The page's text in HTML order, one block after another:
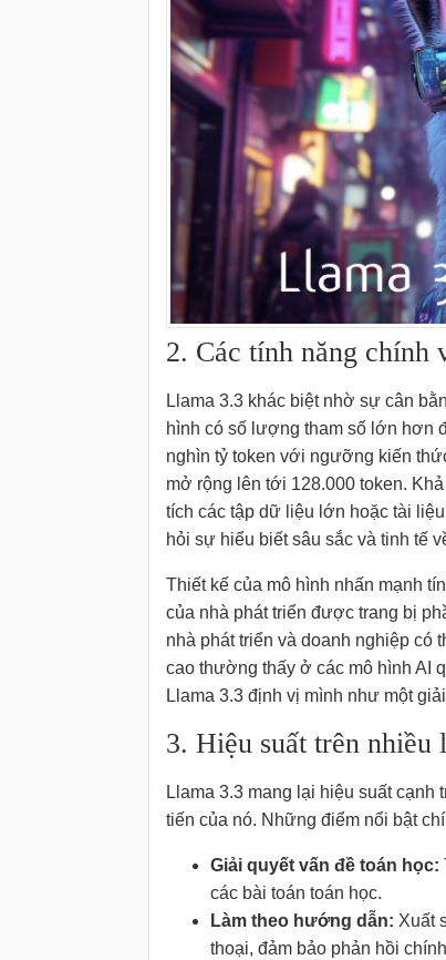
2. Các tính năng chính
Llama 3.3 khác biệt nhờ sự cân
hình có số lượng tham số lớn hơn
nghìn tỷ token với ngưỡng kiến
mở rộng lên tới 128.000 token.
tích các tập dữ liệu lớn hoặc tài
hỏi sự hiểu biết sâu sắc và tinh tế
Thiết kế của mô hình nhấn mạnh
của nhà phát triển được trang bị
nhà phát triển và doanh nghiệp có
cao thường thấy ở các mô hình AI
Llama 3.3 định vị mình như một
3. Hiệu suất trên nhiều
Llama 3.3 mang lại hiệu suất
tiến của nó. Những điểm nổi bật
Giải quyết vấn đề toán học:
các bài toán toán học.
Làm theo hướng dẫn: Xuất
thoại, đảm bảo phản hồi